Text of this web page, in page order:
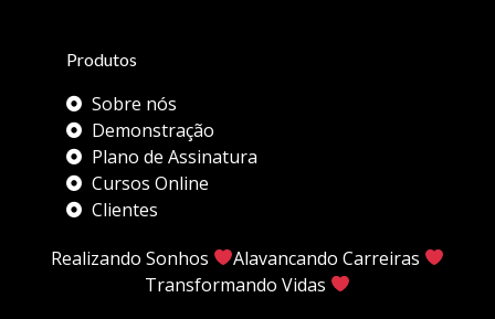
Produtos
Sobre nós
Demonstração
Plano de Assinatura
Cursos Online
Clientes
Realizando Sonhos
Alavancando Carreiras
Transformando Vidas